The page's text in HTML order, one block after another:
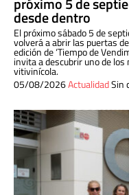
desde dentro
El próximo sábado 5 de
volverá a abrir las puertas
edición de ‘Tiempo de
invita a descubrir uno de
vitivinícola.
05/08/2026ActualidadSin